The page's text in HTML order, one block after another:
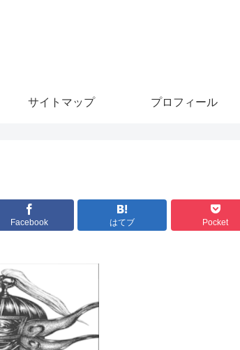
サイトマップ プロフィール
Facebook はてブ Pocket